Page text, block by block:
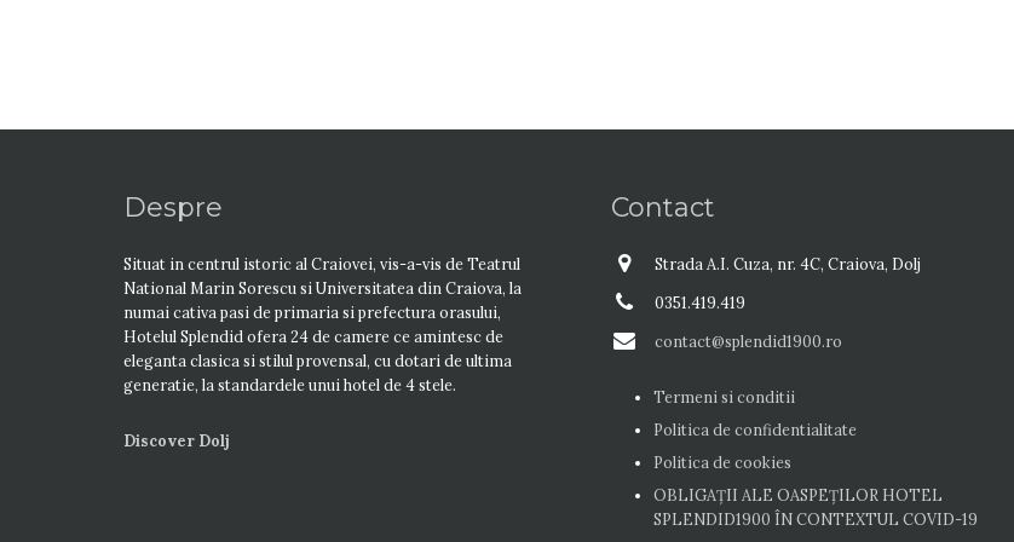
Despre
Situat in centrul istoric al Craiovei, vis-a-vis de Teatrul
National Marin Sorescu si Universitatea din Craiova, la
numai cativa pasi de primaria si prefectura orasului,
Hotelul Splendid ofera 24 de camere ce amintesc de
eleganta clasica si stilul provensal, cu dotari de ultima
generatie, la standardele unui hotel de 4 stele.
Discover Dolj
Contact
Strada A.I. Cuza, nr. 4C, Craiova, Dolj
0351.419.419
contact@splendid1900.ro
Termeni si conditii
Politica de confidentialitate
Politica de cookies
OBLIGAȚII ALE OASPEŢILOR HOTEL
SPLENDID1900 ÎN CONTEXTUL COVID-19